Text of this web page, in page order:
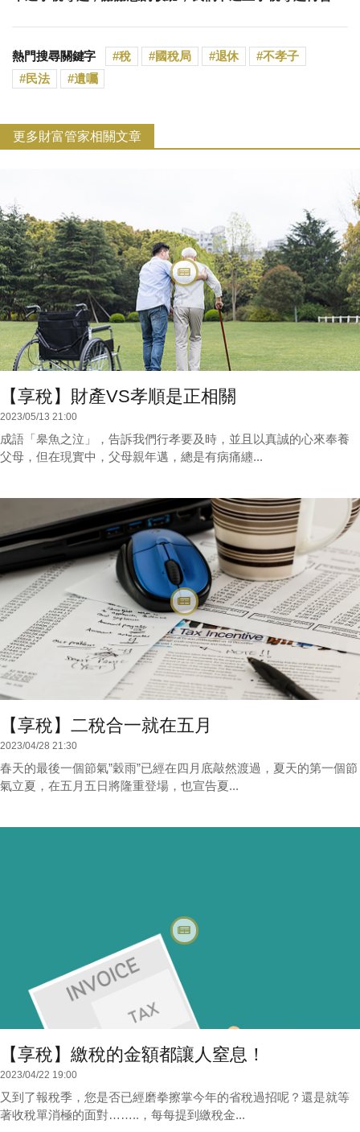
熱門搜尋關鍵字 稅 國稅局 退休
不孝子
民法
遺囑
更多財富管家相關文章
【享稅】財產VS孝順是正相關
2023/05/13 21:00
成語「皋魚之泣」，告訴我們行孝要及時，並且以真誠的心來奉養
父母，但在現實中，父母親年邁，總是有病痛纏...
【享稅】二稅合一就在五月
2023/04/28 21:30
春天的最後一個節氣”穀雨”已經在四月底敲然渡過，夏天的第一個節
氣立夏，在五月五日將隆重登場，也宣告夏...
【享稅】繳稅的金額都讓人窒息！
2023/04/22 19:00
又到了報稅季，您是否已經磨拳擦掌今年的省稅過招呢？還是就等
著收稅單消極的面對……..，每每提到繳稅金...